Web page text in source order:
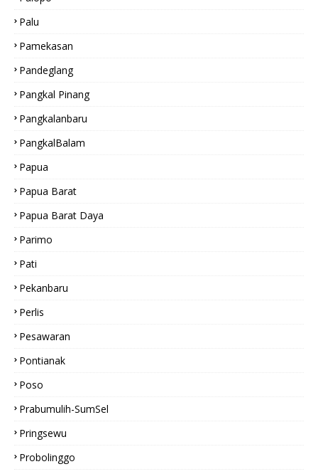
Palu
Pamekasan
Pandeglang
Pangkal Pinang
Pangkalanbaru
PangkalBalam
Papua
Papua Barat
Papua Barat Daya
Parimo
Pati
Pekanbaru
Perlis
Pesawaran
Pontianak
Poso
Prabumulih-SumSel
Pringsewu
Probolinggo